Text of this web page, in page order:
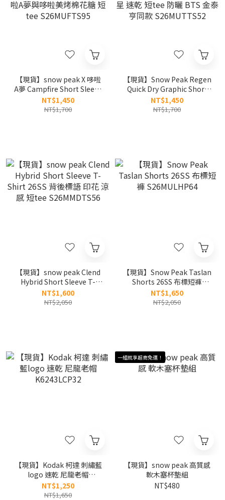
【現貨】snow peak X 哆啦
A夢 Campfire Short Sleeve
T-shirt 速乾材質 哆啦A夢與
哆啦美烤棉花糖 短tee
NT$1,450
NT$1,700
【現貨】Snow Peak Regen
Quick Dry Graphic Short
Sleeve T-shirt 北斗七星 速
乾 短tee 防曬 BTS 金泰亨同
NT$1,450
NT$1,700
【現貨】snow peak Clend
Hybrid Short Sleeve T-
Shirt 26SS 背後標語 印花 涼
感 短tee S26MMDTS56
NT$1,600
NT$2,050
【現貨】Snow Peak Taslan
Shorts 26SS 布標短褲
S26MULHP64
NT$1,650
NT$2,050
【現貨】Kodak 柯達 刺繡藍
logo 速乾 尼龍老帽
K6243LCP32
NT$1,250
NT$1,650
一組就享超商免運！
【現貨】snow peak 高質感
軟木塞杯墊組
NT$480